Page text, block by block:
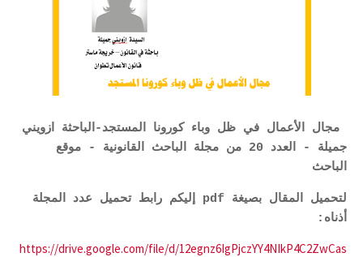
مجال الأعمال في ظل وباء كورونا المستجد-الباحثة ازويني
جميلة - العدد 20 من مجلة الباحث القانونية - موقع
الباحث
لتحميل المقال بصيغة pdf إليكم رابط تحميل عدد المجلة
أذناه:
https://drive.google.com/file/d/12egnz6IgPjczYY4NIkP4C2ZwCas